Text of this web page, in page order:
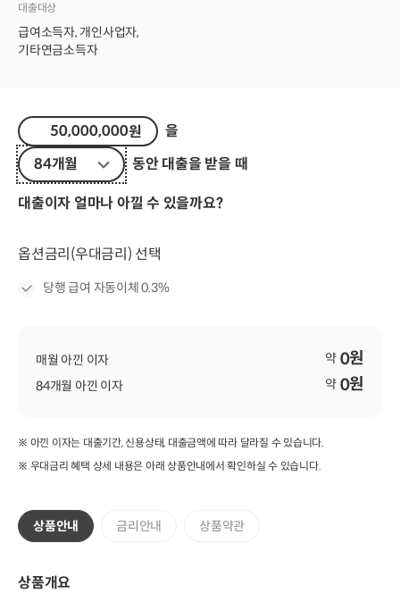
대출대상
급여소득자, 개인사업자,
기타연금소득자
원
을
84개월
동안 대출을 받을 때
대출이자 얼마나 아낄 수 있을까요?
옵션금리(우대금리) 선택
당행 급여 자동이체 0.3%
매월 아낀 이자 약 0원
84개월 아낀 이자 약 0원
※ 아낀 이자는 대출기간, 신용상태, 대출금액에 따라 달라질 수 있습니다.
※ 우대금리 혜택 상세 내용은 아래 상품안내에서 확인하실 수 있습니다.
상품안내 금리안내 상품약관
상품개요